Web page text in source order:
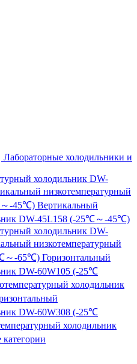
Лабораторные холодильники и
холодильник DW-
низкотемпературный
～-45℃) Вертикальный
DW-45L158 (-25℃～-45℃)
холодильник DW-
низкотемпературный
～-65℃) Горизонтальный
DW-60W105 (-25℃
холодильник
DW-60W308 (-25℃
холодильник
категории